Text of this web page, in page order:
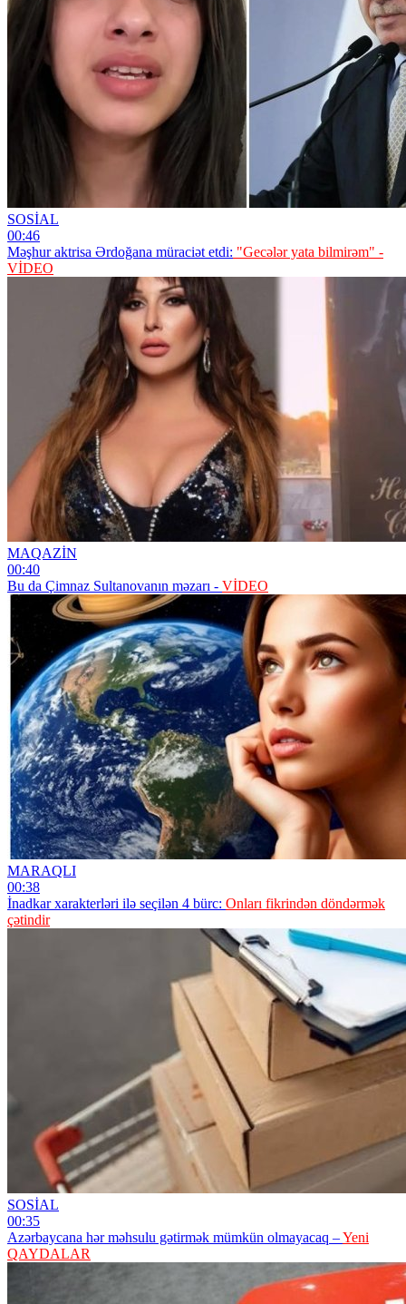
SOSİAL
00:46
Məşhur aktrisa Ərdoğana müraciət etdi: "Gecələr yata bilmirəm" -
VİDEO
MAQAZİN
00:40
Bu da Çimnaz Sultanovanın məzarı - VİDEO
MARAQLI
00:38
İnadkar xarakterləri ilə seçilən 4 bürc: Onları fikrindən döndərmək
çətindir
SOSİAL
00:35
Azərbaycana hər məhsulu gətirmək mümkün olmayacaq –Yeni
QAYDALAR